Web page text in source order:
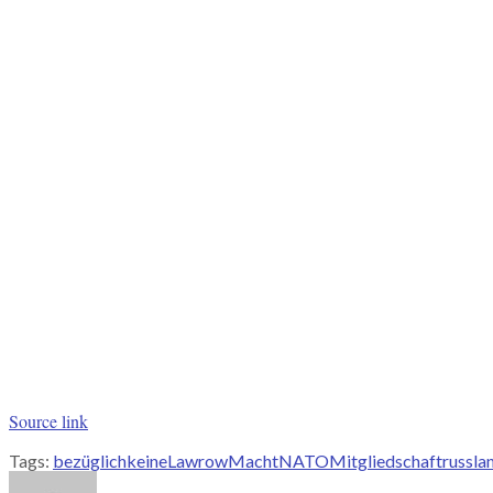
Source link
Tags: bezüglichkeineLawrowMachtNATOMitgliedschaft